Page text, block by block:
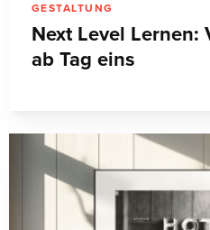
GESTALTUNG
Next Level Lernen:
ab Tag eins